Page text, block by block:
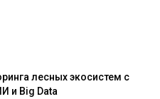
лесных экосистем с
и Big Data